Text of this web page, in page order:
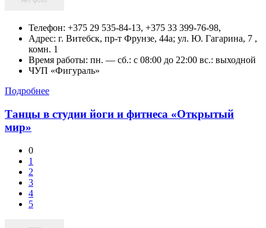
Телефон: +375 29 535-84-13, +375 33 399-76-98,
Адрес: г. Витебск, пр-т Фрунзе, 44а; ул. Ю. Гагарина, 7 ,
комн. 1
Время работы: пн. — сб.: c 08:00 до 22:00 вс.: выходной
ЧУП «Фигураль»
Подробнее
Танцы в студии йоги и фитнеса «Открытый
мир»
0
1
2
3
4
5